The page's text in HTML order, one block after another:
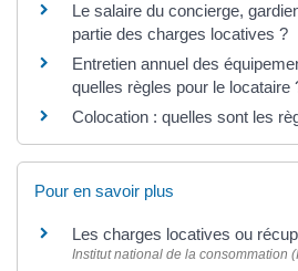
Le salaire du concierge,
partie des charges locatives ?
Entretien annuel des
quelles règles pour le locataire
Colocation : quelles sont les
Pour en savoir plus
Les charges locatives ou
Institut national de la consommation